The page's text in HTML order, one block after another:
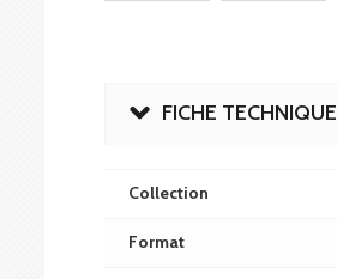
FICHE TECHNIQUE
Collection
Format